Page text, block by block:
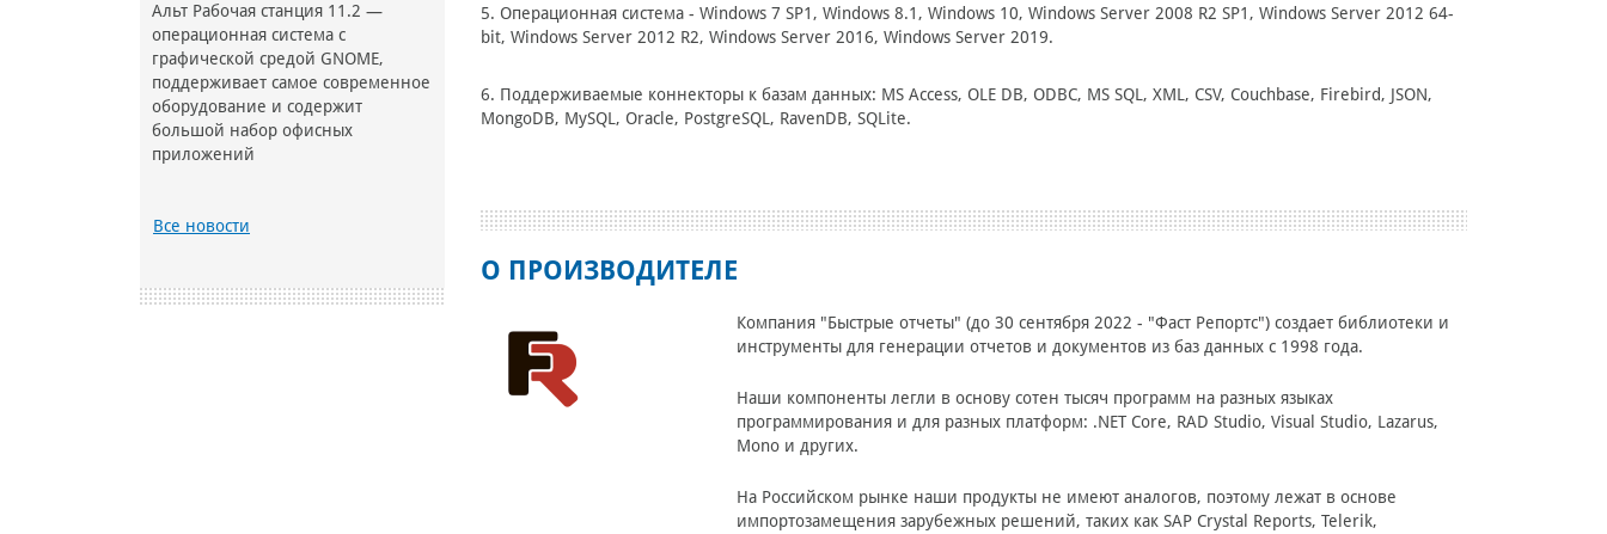
Альт Рабочая станция 11.2 —
операционная система с
графической средой GNOME,
поддерживает самое современное
оборудование и содержит
большой набор офисных
приложений
Все новости
5. Операционная система - Windows 7 SP1, Windows 8.1, Windows 10, Windows Server 2008 R2 SP1, Windows Server 2012 64-
bit, Windows Server 2012 R2, Windows Server 2016, Windows Server 2019.
6. Поддерживаемые коннекторы к базам данных: MS Access, OLE DB, ODBC, MS SQL, XML, CSV, Couchbase, Firebird, JSON,
MongoDB, MySQL, Oracle, PostgreSQL, RavenDB, SQLite.
О ПРОИЗВОДИТЕЛЕ
Компания "Быстрые отчеты" (до 30 сентября 2022 - "Фаст Репортс") создает библиотеки и
инструменты для генерации отчетов и документов из баз данных c 1998 года.
Наши компоненты легли в основу сотен тысяч программ на разных языках
программирования и для разных платформ: .NET Core, RAD Studio, Visual Studio, Lazarus,
Mono и других.
На Российском рынке наши продукты не имеют аналогов, поэтому лежат в основе
импортозамещения зарубежных решений, таких как SAP Crystal Reports, Telerik,